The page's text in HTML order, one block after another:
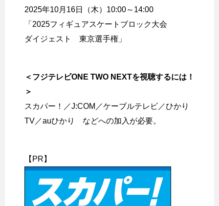
2025年10月16日（木）10:00～14:00
「2025フィギュアスケートブロック大会
ダイジェスト 東京選手権」
＜フジテレビONE TWO NEXTを視聴するには！
＞
スカパー！／J:COM／ケーブルテレビ／ひかり
TV／auひかり などへの加入が必要。
【PR】